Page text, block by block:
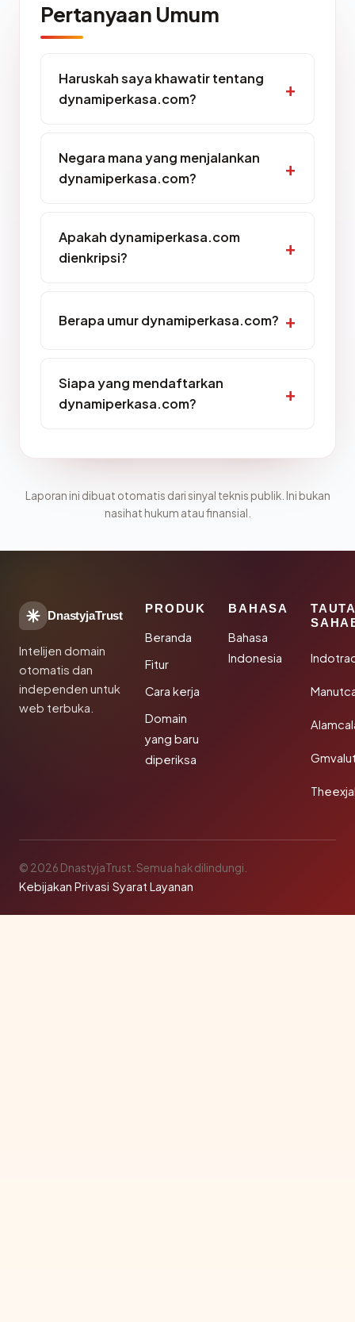
Pertanyaan Umum
Haruskah saya khawatir tentang
dynamiperkasa.com?
Negara mana yang menjalankan
dynamiperkasa.com?
Apakah dynamiperkasa.com
dienkripsi?
Berapa umur dynamiperkasa.com?
Siapa yang mendaftarkan
dynamiperkasa.com?
Laporan ini dibuat otomatis dari sinyal teknis publik. Ini bukan
nasihat hukum atau finansial.
DnastyjaTrust
Intelijen domain
otomatis dan
independen untuk
web terbuka.
PRODUK
Beranda
Fitur
Cara kerja
Domain
yang baru
diperiksa
BAHASA
Bahasa
Indonesia
© 2026 DnastyjaTrust. Semua hak dilindungi.
Kebijakan Privasi·Syarat Layanan